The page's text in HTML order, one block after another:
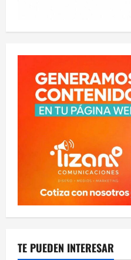
TE PUEDEN INTERESAR